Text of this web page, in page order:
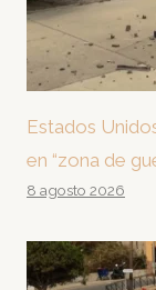
Estados
en “zona de
8 agosto 2026